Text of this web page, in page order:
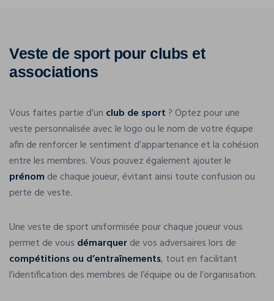
Veste de sport pour clubs et
associations
Vous faites partie d’un club de sport ? Optez pour une
veste personnalisée avec le logo ou le nom de votre équipe
afin de renforcer le sentiment d’appartenance et la cohésion
entre les membres. Vous pouvez également ajouter le
prénom de chaque joueur, évitant ainsi toute confusion ou
perte de veste.
Une veste de sport uniformisée pour chaque joueur vous
permet de vous démarquerde vos adversaires lors de
compétitions ou d’entraînements, tout en facilitant
l’identification des membres de l’équipe ou de l’organisation.